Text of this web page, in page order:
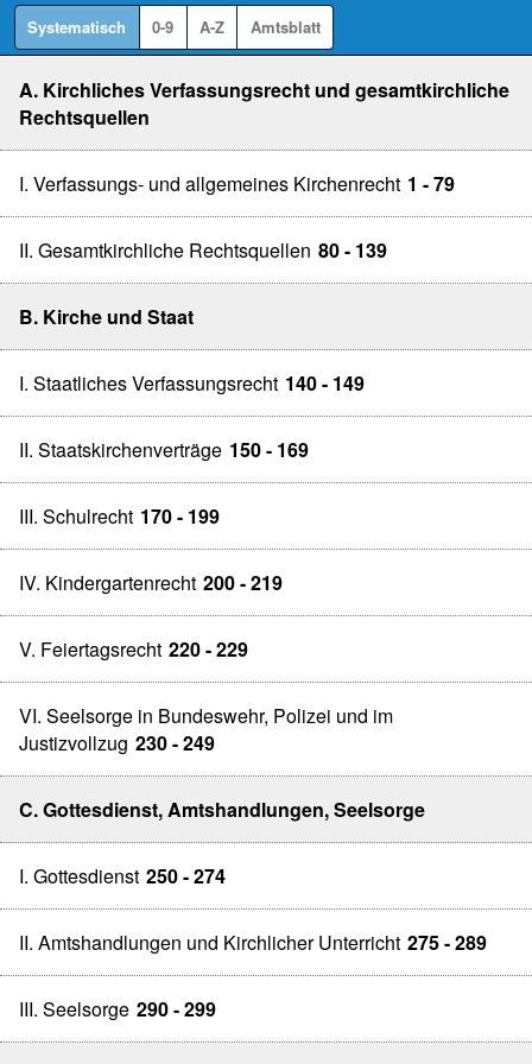
Systematisch 0-9 A-Z Amtsblatt
A. Kirchliches Verfassungsrecht und gesamtkirchliche
Rechtsquellen
I. Verfassungs- und allgemeines Kirchenrecht 1 - 79
II. Gesamtkirchliche Rechtsquellen 80 - 139
B. Kirche und Staat
I. Staatliches Verfassungsrecht 140 - 149
II. Staatskirchenverträge 150 - 169
III. Schulrecht 170 - 199
IV. Kindergartenrecht 200 - 219
V. Feiertagsrecht 220 - 229
VI. Seelsorge in Bundeswehr, Polizei und im
Justizvollzug 230 - 249
C. Gottesdienst, Amtshandlungen, Seelsorge
I. Gottesdienst 250 - 274
II. Amtshandlungen und Kirchlicher Unterricht 275 - 289
III. Seelsorge 290 - 299